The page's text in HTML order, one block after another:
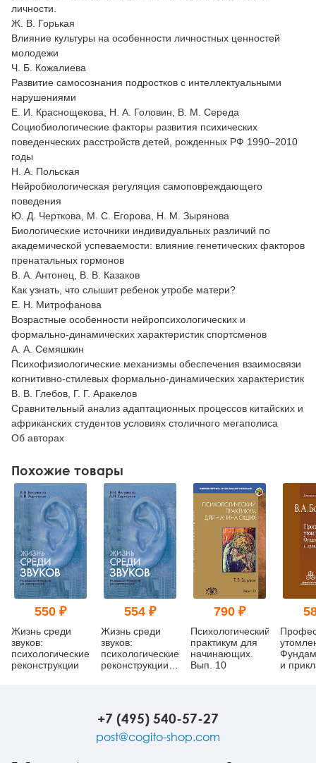
личности.
Ж. В. Горькая
Влияние культуры на особенности личностных ценностей
молодежи
Ч. Б. Кожалиева
Развитие самосознания подростков с интеллектуальными
нарушениями
Е. И. Краснощекова, Н. А. Головин, В. М. Середа
Социобиологические факторы развития психических
поведенческих расстройств детей, рожденных РФ 1990–2010
годы
Н. А. Польская
Нейробиологическая регуляция самоповреждающего
поведения
Ю. Д. Черткова, М. С. Егорова, Н. М. Зырянова
Биологические источники индивидуальных различий по
академической успеваемости: влияние генетических факторов
пренатальных гормонов
В. А. Антонец, В. В. Казаков
Как узнать, что слышит ребенок утробе матери?
Е. Н. Митрофанова
Возрастные особенности нейропсихологических и
формально-динамических характеристик спортсменов
А. А. Семяшкин
Психофизиологические механизмы обеспечения взаимосвязи
когнитивно-стилевых формально-динамических характеристик
В. В. Глебов, Г. Г. Аракелов
Сравнительный анализ адаптационных процессов китайских и
африканских студентов условиях столичного мегаполиса
Об авторах
Похожие товары
550 ₽
Жизнь среди
звуков:
психологические
реконструкции
554 ₽
Жизнь среди
звуков:
психологические
реконструкции
790 ₽
Психологический
практикум для
начинающих.
Вып. 10
и
+7 (495) 540-57-27
post@cogito-shop.com